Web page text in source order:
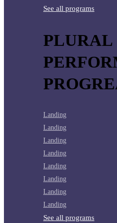
See all programs
PLURAL
Landing
Landing
Landing
Landing
Landing
Landing
Landing
Landing
See all programs